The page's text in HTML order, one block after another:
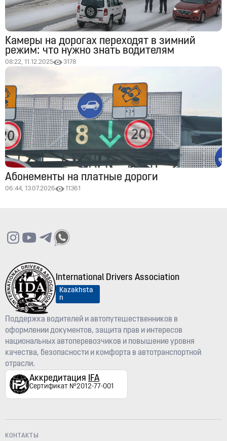
Камеры на дорогах переходят в зимний
режим: что нужно знать водителям
08:22, 11.12.2025 3178
Абонементы на платные дороги
06:44, 13.07.2026 11361
International Drivers Association
Kazakhsta
n
Поддержка водителей и автопутешественников в
оформлении документов, защита прав и интересов
национальных автоперевозчиков и повышение уровня
качества, безопасности и комфорта в автотранспортной
отрасли.
Аккредитация IFA
Сертификат №2012-77-001
КОНТАКТЫ